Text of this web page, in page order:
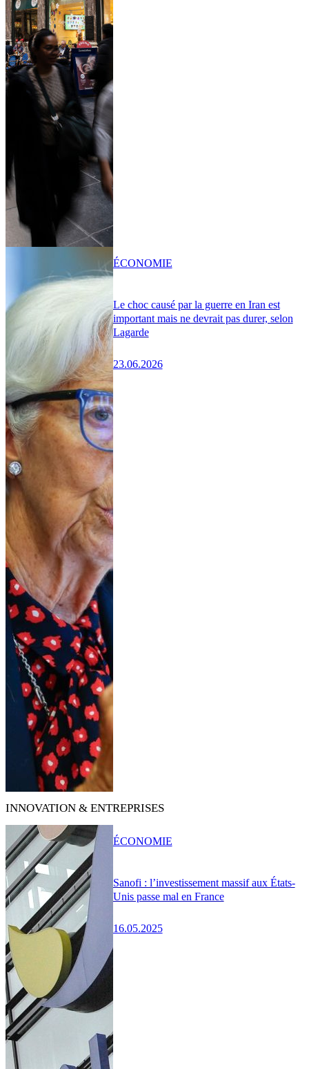
Le choc causé par la guerre en Iran est
important mais ne devrait pas durer, selon
Lagarde
23.06.2026
ÉCONOMIE
INNOVATION & ENTREPRISES
Sanofi : l’investissement massif aux États-
Unis passe mal en France
16.05.2025
ÉCONOMIE